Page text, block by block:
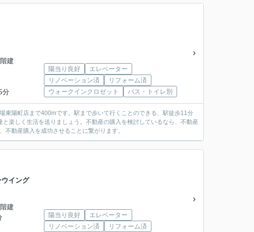
建
分
陽当り良好
エレベーター
リノベーション済
リフォーム済
ウォークインクロゼット
バス・トイレ別
東陽町店まで400mです。駅まで歩いて行くことのできる、駅徒歩11分
楽しく生活を送りましょう。不動産の購入を検討しているなら、不動産
動産購入を成功させることに繋がります。
イング
建
陽当り良好
エレベーター
リノベーション済
リフォーム済